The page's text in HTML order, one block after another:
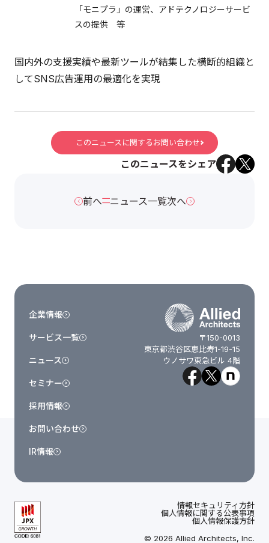
「モニプラ」の運営、アドテクノロジーサービ
スの提供 等
国内外の支援実績や最新ツールが結集した横断的組織と
してSNS広告運用の最適化を実現
このニュースに関するお問い合わせ
このニュースをシェア
前へ ニュース一覧次へ
〒150-0013
東京都渋谷区恵比寿1-19-15
ウノサワ東急ビル 4階
企業情報
サービス一覧
ニュース
セミナー
採用情報
お問い合わせ
IR情報
情報セキュリティ方針
個人情報に関する公表事項
個人情報保護方針
© 2026 Allied Architects, Inc.